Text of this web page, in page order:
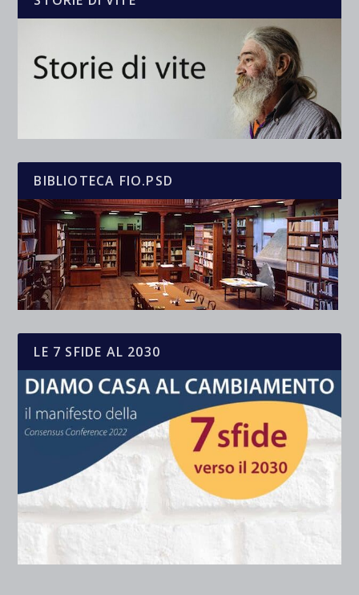
BIBLIOTECA FIO.PSD
LE 7 SFIDE AL 2030